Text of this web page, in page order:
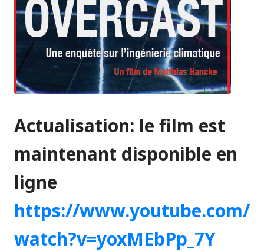
Actualisation: le film est
maintenant disponible en
ligne
https://www.youtube.com/
watch?v=yoxMEbPp_7Y